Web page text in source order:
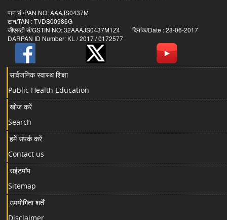
पान सं /PAN NO: AAAJS0437M
टान/TAN : TVDS00986G
जीएसटी सं/GSTIN NO: 32AAAJS0437M1Z4 दिनांक/Date : 28-06-2017
DARPAN ID Number: KL / 2017 / 0172577
सार्वजनिक स्वास्थ शिक्षा
Public Health Education
खोज करें
Search
हमें संपर्क करें
Contact us
सईटमॉप
Sitemap
उपयोगिता शर्तें
Disclaimer